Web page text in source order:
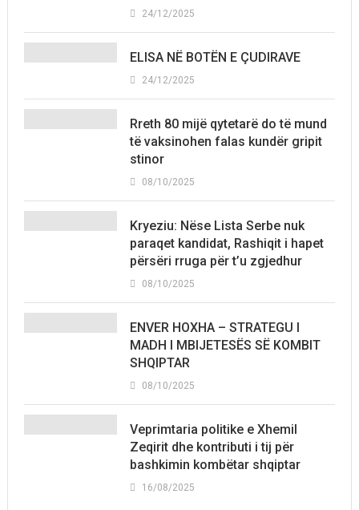
24/12/2025
ELISA NË BOTËN E ÇUDIRAVE
24/12/2025
Rreth 80 mijë qytetarë do të mund
të vaksinohen falas kundër gripit
stinor
08/10/2025
Kryeziu: Nëse Lista Serbe nuk
paraqet kandidat, Rashiqit i hapet
përsëri rruga për t’u zgjedhur
08/10/2025
ENVER HOXHA – STRATEGU I
MADH I MBIJETESËS SË KOMBIT
SHQIPTAR
08/10/2025
Veprimtaria politike e Xhemil
Zeqirit dhe kontributi i tij për
bashkimin kombëtar shqiptar
16/08/2025